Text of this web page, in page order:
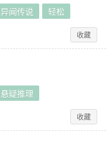
异闻传说 轻松
收藏
悬疑推理
收藏